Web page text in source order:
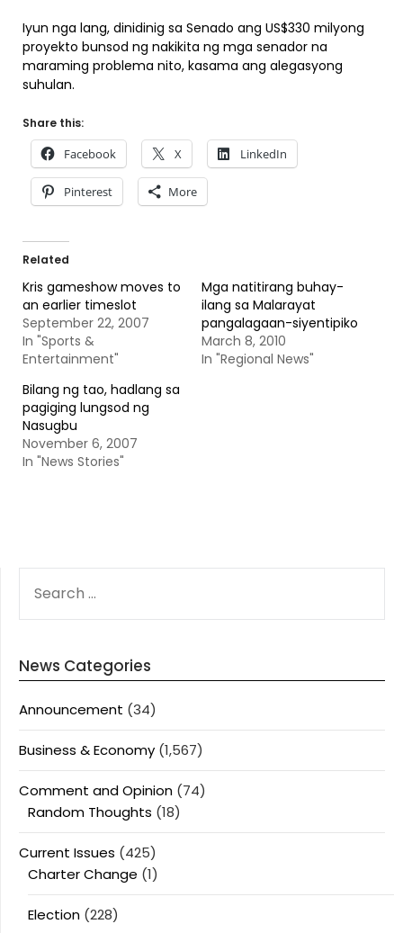
Iyun nga lang, dinidinig sa Senado ang US$330 milyong
proyekto bunsod ng nakikita ng mga senador na
maraming problema nito, kasama ang alegasyong
suhulan.
Share this:
Facebook X LinkedIn
Pinterest More
Related
Kris gameshow moves to
an earlier timeslot
September 22, 2007
In "Sports &
Entertainment"
Mga natitirang buhay-
ilang sa Malarayat
pangalagaan-siyentipiko
March 8, 2010
In "Regional News"
Bilang ng tao, hadlang sa
pagiging lungsod ng
Nasugbu
November 6, 2007
In "News Stories"
FOR:
News Categories
Announcement (34)
Business & Economy (1,567)
Comment and Opinion (74)
Random Thoughts (18)
Current Issues (425)
Charter Change (1)
Election (228)